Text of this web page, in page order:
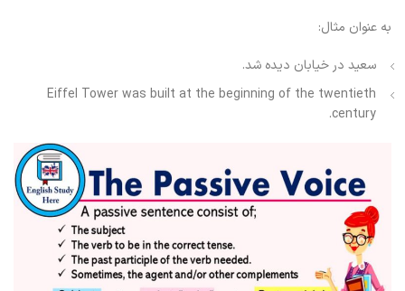
به عنوان مثال:
سعید در خیابان دیده شد.
Eiffel Tower was built at the beginning of the twentieth
century.